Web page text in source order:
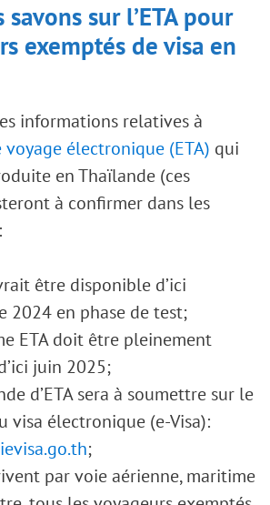
savons sur l’ETA pour
exemptés de visa en
informations relatives à
voyage électronique (ETA) qui
en Thaïlande (ces
à confirmer dans les
être disponible d’ici
2024 en phase de test;
ETA doit être pleinement
juin 2025;
d’ETA sera à soumettre sur le
visa électronique (e-Visa):
;
par voie aérienne, maritime